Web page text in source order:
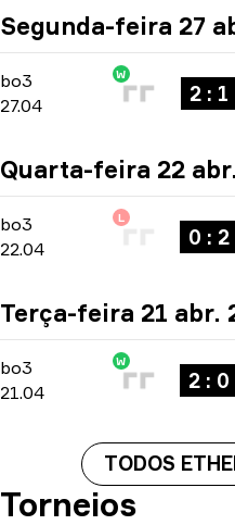
Segunda-feira 27
bo3 -bo3
27.04
W
2 : 1
Quarta-feira 22
bo3 -bo3
22.04
L
0 : 2
Terça-feira 21 abr.
bo3 -bo3
21.04
W
2 : 0
TODOS
Torneios